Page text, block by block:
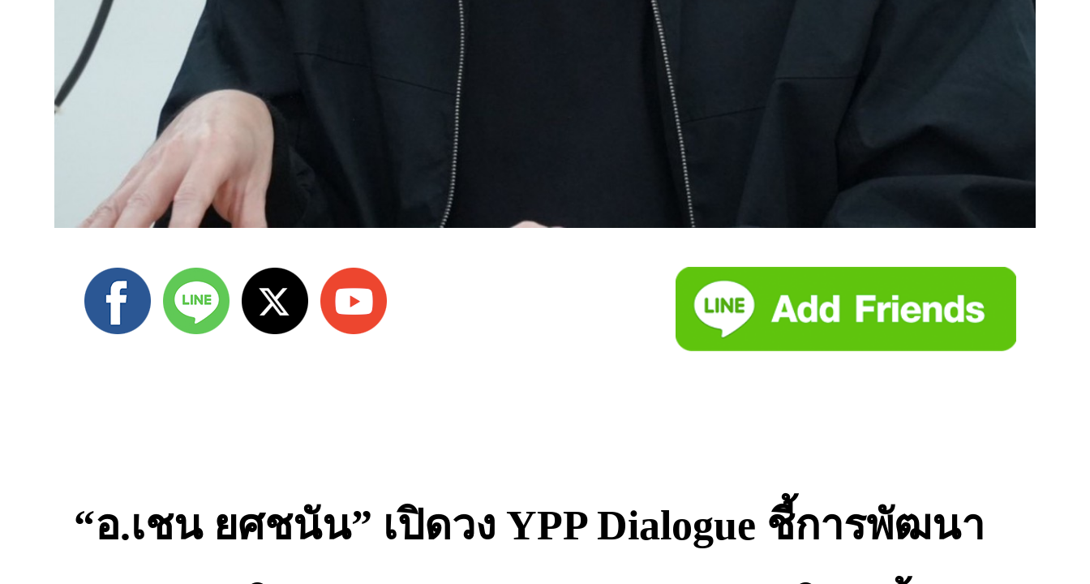
“อ.เชน ยศชนัน” เปิดวง YPP Dialogue ชี้การพัฒนา